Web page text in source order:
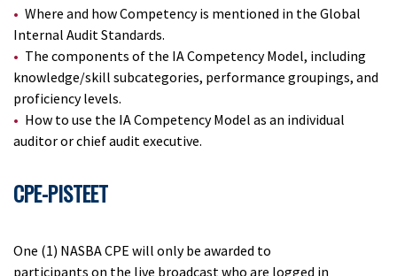
Where and how Competency is mentioned in the Global
Internal Audit Standards.
The components of the IA Competency Model, including
knowledge/skill subcategories, performance groupings, and
proficiency levels.
How to use the IA Competency Model as an individual
auditor or chief audit executive.
CPE-PISTEET
One (1) NASBA CPE will only be awarded to
participants on the live broadcast who are logged in